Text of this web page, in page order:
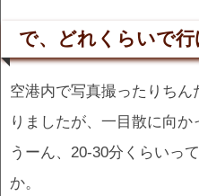
で、どれくらいで行
空港内で写真撮ったりち
りましたが、一目散に向か
うーん、20-30分くらいっ
か。